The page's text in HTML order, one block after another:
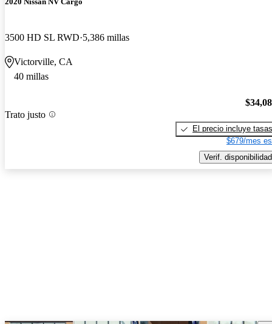
3500 HD SL RWD 5,386 millas
Victorville, CA
40 millas
Trato justo
El precio incluye tasas
$679/mes
Verif. disponibilidad